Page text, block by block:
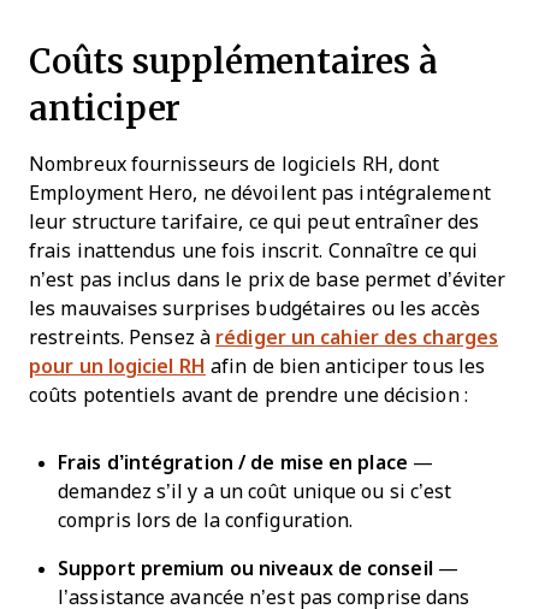
Coûts supplémentaires à
anticiper
Nombreux fournisseurs de logiciels RH, dont
Employment Hero, ne dévoilent pas intégralement
leur structure tarifaire, ce qui peut entraîner des
frais inattendus une fois inscrit. Connaître ce qui
n’est pas inclus dans le prix de base permet d’éviter
les mauvaises surprises budgétaires ou les accès
restreints. Pensez à rédiger un cahier des charges
pour un logiciel RH afin de bien anticiper tous les
coûts potentiels avant de prendre une décision :
Frais d’intégration / de mise en place —
demandez s’il y a un coût unique ou si c’est
compris lors de la configuration.
Support premium ou niveaux de conseil —
l’assistance avancée n’est pas comprise dans